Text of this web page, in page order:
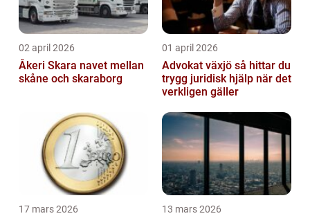
02 april 2026
Åkeri Skara navet mellan
skåne och skaraborg
01 april 2026
Advokat växjö så hittar du
trygg juridisk hjälp när det
verkligen gäller
17 mars 2026 13 mars 2026